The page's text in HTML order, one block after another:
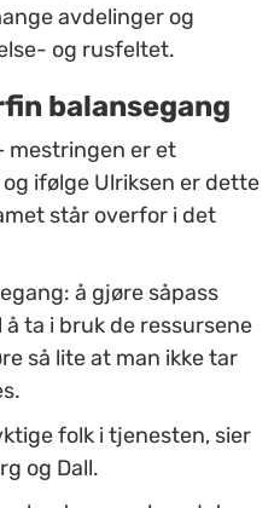
avdelinger og
og rusfeltet.
balansegang
mestringen er et
ifølge Ulriksen er dette
står overfor i det
å gjøre såpass
ta i bruk de ressursene
så lite at man ikke tar
folk i tjenesten, sier
og Dall.